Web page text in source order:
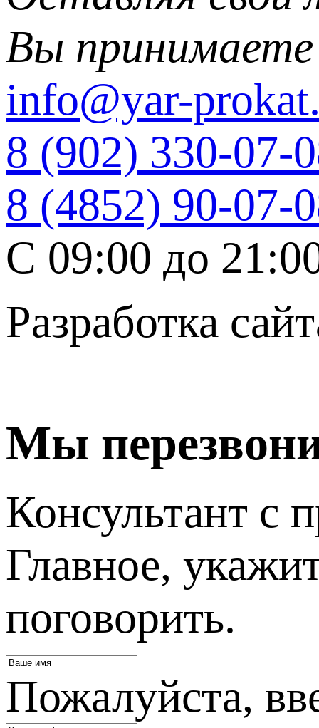
Вы
info@yar-
8 (902) 330-07-
8 (4852) 90-07-
C 09:00 до
Разработка
Мы
Консультант с
Главное,
поговорить.
Пожалуйста,